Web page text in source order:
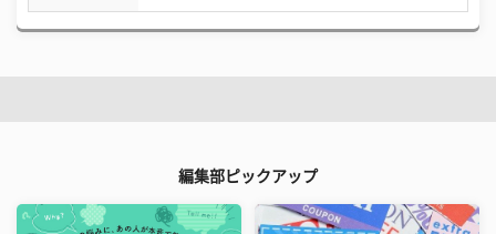
編集部ピックアップ